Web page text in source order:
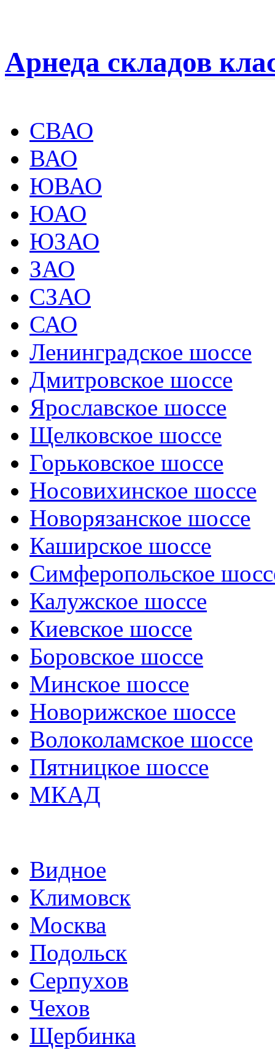
Арнеда складов
СВАО
ВАО
ЮВАО
ЮАО
ЮЗАО
ЗАО
СЗАО
САО
Ленинградское шоссе
Дмитровское шоссе
Ярославское шоссе
Щелковское шоссе
Горьковское шоссе
Носовихинское шоссе
Новорязанское шоссе
Каширское шоссе
Симферопольское
Калужское шоссе
Киевское шоссе
Боровское шоссе
Минское шоссе
Новорижское шоссе
Волоколамское шоссе
Пятницкое шоссе
МКАД
Видное
Климовск
Москва
Подольск
Серпухов
Чехов
Щербинка